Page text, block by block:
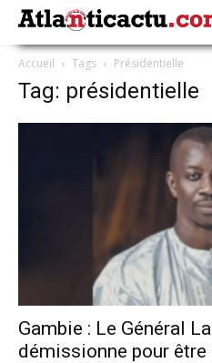
Accueil Tags Présidentielle
Tag: présidentielle
Gambie : Le Général
démissionne pour être